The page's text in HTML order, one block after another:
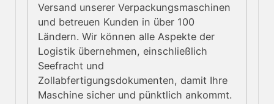
Versand unserer Verpackungsmaschinen
und betreuen Kunden in über 100
Ländern. Wir können alle Aspekte der
Logistik übernehmen, einschließlich
Seefracht und
Zollabfertigungsdokumenten, damit Ihre
Maschine sicher und pünktlich ankommt.